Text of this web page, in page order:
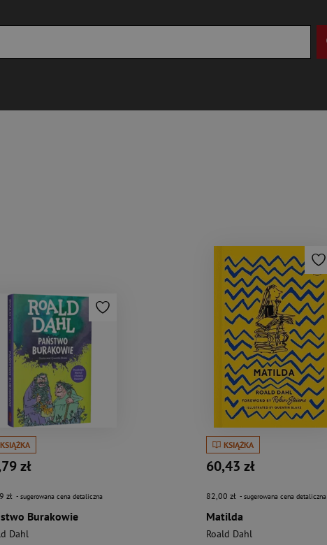
KSIĄŻKA
zł
zł - sugerowana cena detaliczna
Burakowie
Dahl
KSIĄŻKA
60,43 zł
82,00 zł - sugerowana cena detaliczna
Matilda
Roald Dahl